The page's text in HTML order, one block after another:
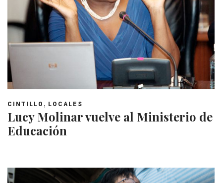
CINTILLO , LOCALES
Lucy Molinar vuelve al Ministerio de
Educación